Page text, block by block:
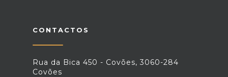
CONTACTOS
Rua da Bica 450 - Covões, 3060-284
Covões